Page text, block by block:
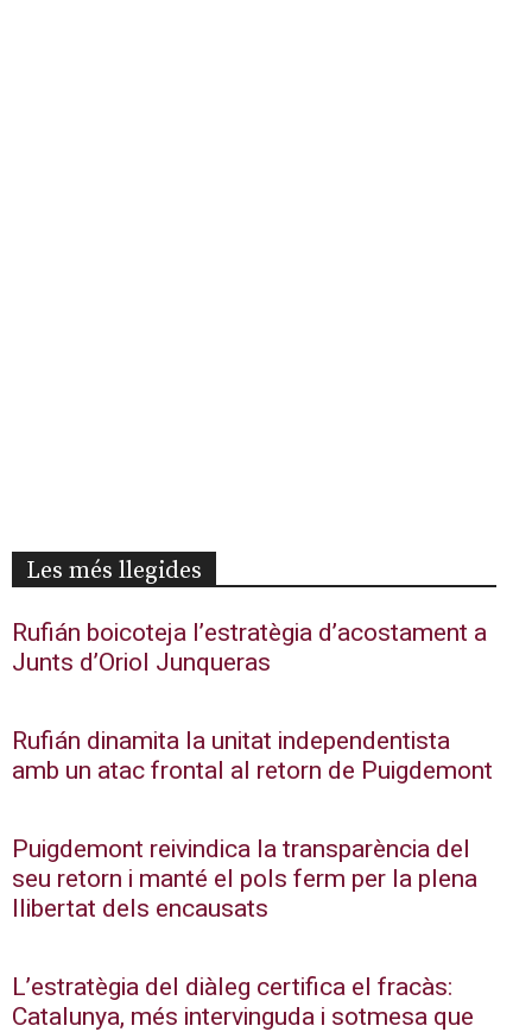
Les més llegides
Rufián boicoteja l’estratègia d’acostament a
Junts d’Oriol Junqueras
Rufián dinamita la unitat independentista
amb un atac frontal al retorn de Puigdemont
Puigdemont reivindica la transparència del
seu retorn i manté el pols ferm per la plena
llibertat dels encausats
L’estratègia del diàleg certifica el fracàs:
Catalunya, més intervinguda i sotmesa que